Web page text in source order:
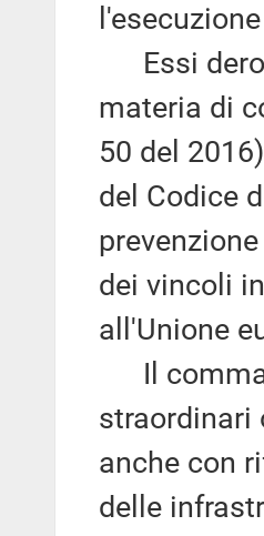
Essi
materia di
50 del
del Codice
dei vincoli
all'Unione
Il comma
straordinari
anche con
delle